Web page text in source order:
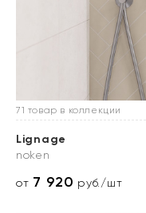
71 товар в коллекции
Lignage
noken
от 7 920 руб./шт